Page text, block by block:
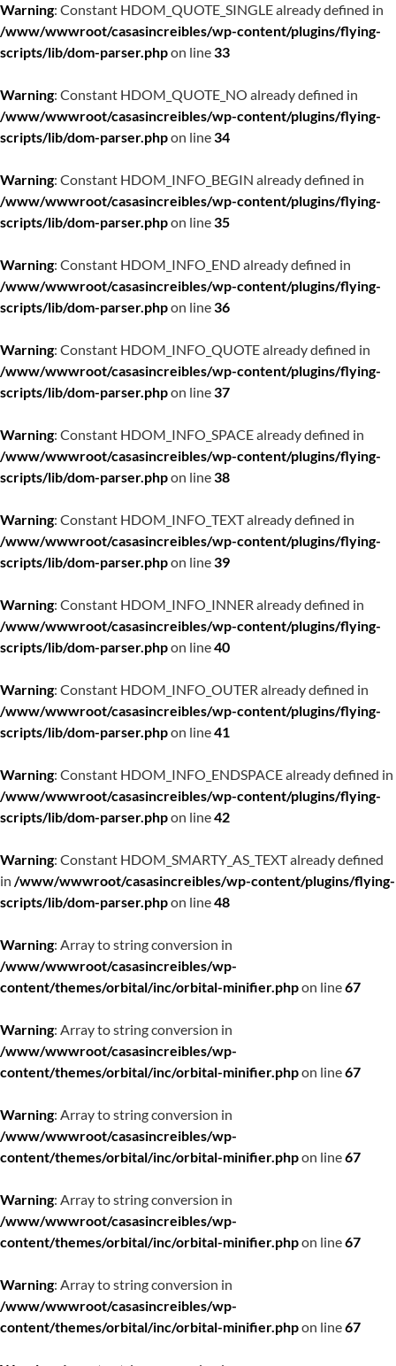
Warning: Constant HDOM_QUOTE_SINGLE already defined in
/www/wwwroot/casasincreibles/wp-content/plugins/flying-
scripts/lib/dom-parser.phpon line33
Warning: Constant HDOM_QUOTE_NO already defined in
/www/wwwroot/casasincreibles/wp-content/plugins/flying-
scripts/lib/dom-parser.phpon line34
Warning: Constant HDOM_INFO_BEGIN already defined in
/www/wwwroot/casasincreibles/wp-content/plugins/flying-
scripts/lib/dom-parser.phpon line35
Warning: Constant HDOM_INFO_END already defined in
/www/wwwroot/casasincreibles/wp-content/plugins/flying-
scripts/lib/dom-parser.phpon line36
Warning: Constant HDOM_INFO_QUOTE already defined in
/www/wwwroot/casasincreibles/wp-content/plugins/flying-
scripts/lib/dom-parser.phpon line37
Warning: Constant HDOM_INFO_SPACE already defined in
/www/wwwroot/casasincreibles/wp-content/plugins/flying-
scripts/lib/dom-parser.phpon line38
Warning: Constant HDOM_INFO_TEXT already defined in
/www/wwwroot/casasincreibles/wp-content/plugins/flying-
scripts/lib/dom-parser.phpon line39
Warning: Constant HDOM_INFO_INNER already defined in
/www/wwwroot/casasincreibles/wp-content/plugins/flying-
scripts/lib/dom-parser.phpon line40
Warning: Constant HDOM_INFO_OUTER already defined in
/www/wwwroot/casasincreibles/wp-content/plugins/flying-
scripts/lib/dom-parser.phpon line41
Warning: Constant HDOM_INFO_ENDSPACE already defined in
/www/wwwroot/casasincreibles/wp-content/plugins/flying-
scripts/lib/dom-parser.phpon line42
Warning: Constant HDOM_SMARTY_AS_TEXT already defined
in /www/wwwroot/casasincreibles/wp-content/plugins/flying-
scripts/lib/dom-parser.phpon line48
Warning: Array to string conversion in
/www/wwwroot/casasincreibles/wp-
content/themes/orbital/inc/orbital-minifier.phpon line67
Warning: Array to string conversion in
/www/wwwroot/casasincreibles/wp-
content/themes/orbital/inc/orbital-minifier.phpon line67
Warning: Array to string conversion in
/www/wwwroot/casasincreibles/wp-
content/themes/orbital/inc/orbital-minifier.phpon line67
Warning: Array to string conversion in
/www/wwwroot/casasincreibles/wp-
content/themes/orbital/inc/orbital-minifier.phpon line67
Warning: Array to string conversion in
/www/wwwroot/casasincreibles/wp-
content/themes/orbital/inc/orbital-minifier.phpon line67